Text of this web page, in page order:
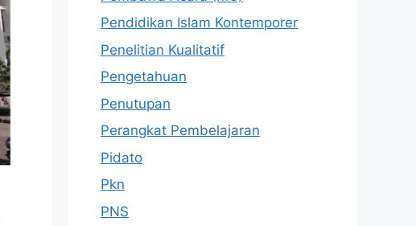
Pendidikan Islam Kontemporer
Penelitian Kualitatif
Pengetahuan
Penutupan
Perangkat Pembelajaran
Pidato
Pkn
PNS